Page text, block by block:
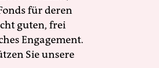
für deren
guten, frei
Engagement.
Sie unsere